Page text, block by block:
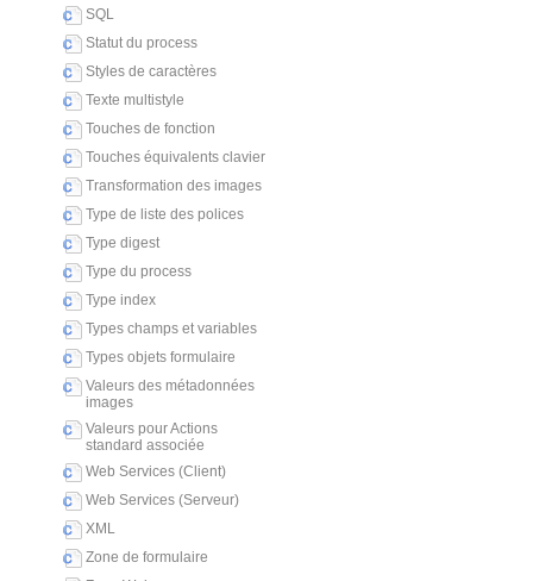
SQL
Statut du process
Styles de caractères
Texte multistyle
Touches de fonction
Touches équivalents clavier
Transformation des images
Type de liste des polices
Type digest
Type du process
Type index
Types champs et variables
Types objets formulaire
Valeurs des métadonnées
images
Valeurs pour Actions
standard associée
Web Services (Client)
Web Services (Serveur)
XML
Zone de formulaire